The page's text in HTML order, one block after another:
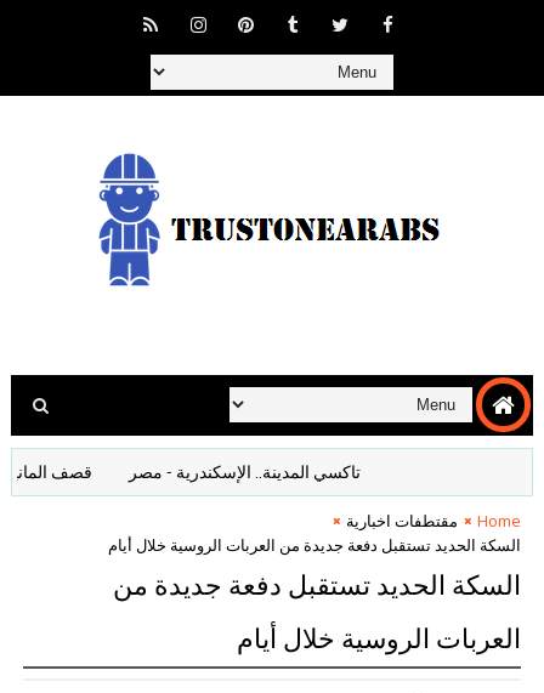
تاكسي المدينة.. الإسكندرية - مصر قصف المانيا افلام
Home
مقتطفات اخبارية
السكة الحديد تستقبل دفعة جديدة من العربات الروسية خلال أيام
السكة الحديد تستقبل دفعة جديدة من
العربات الروسية خلال أيام